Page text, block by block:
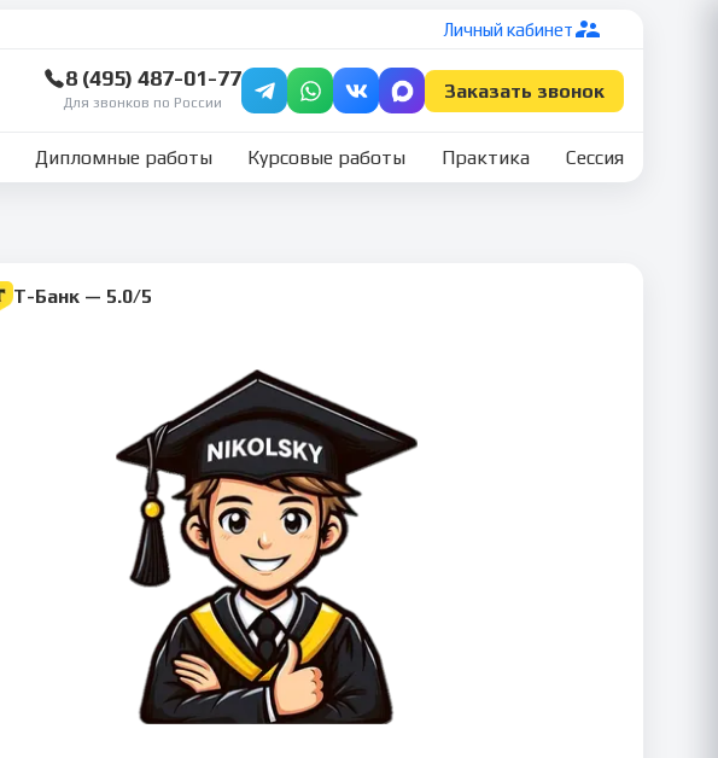
Личный кабинет
8 (495) 487-01-77
Для звонков по России
Заказать звонок
Дипломные работы Курсовые работы Практика Сессия
Т-Банк — 5.0/5